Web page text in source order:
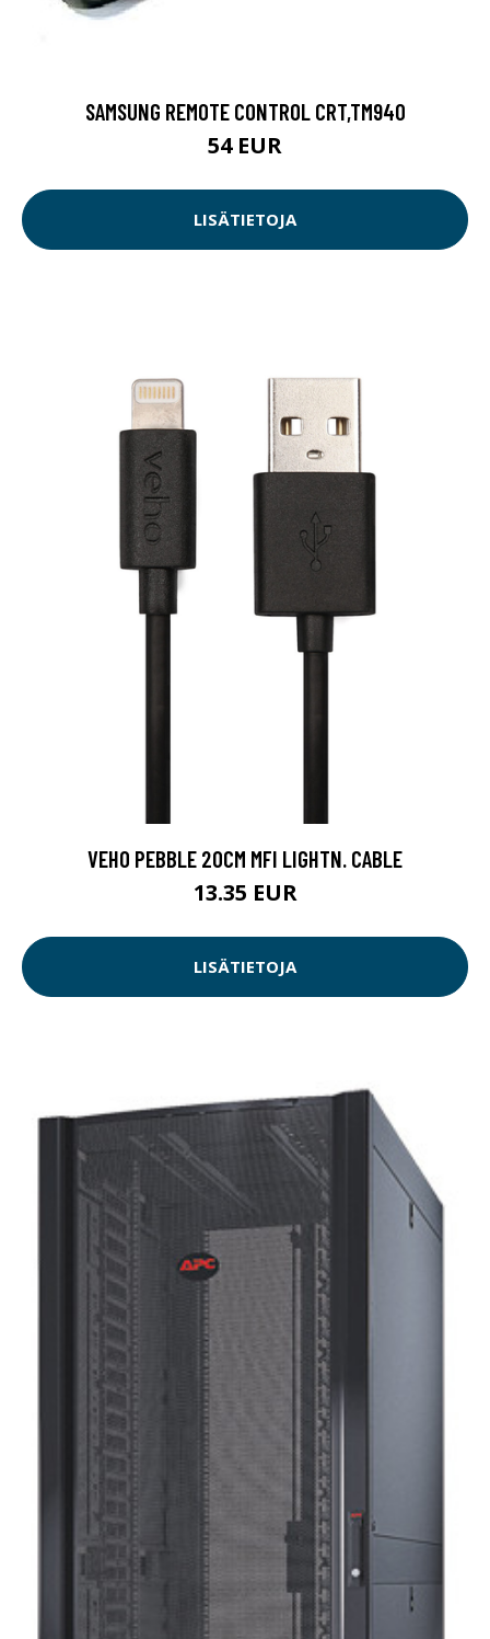
SAMSUNG REMOTE CONTROL CRT,TM940
54 EUR
LISÄTIETOJA
VEHO PEBBLE 20CM MFI LIGHTN. CABLE
13.35 EUR
LISÄTIETOJA